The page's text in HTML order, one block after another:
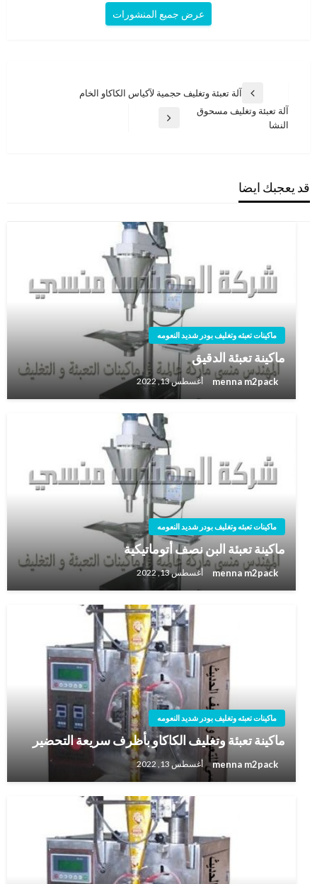
عرض جميع المنشورات
المقالات
المقالة
السابقة
آلة تعبئة وتغليف حجمية لآكياس الكاكاو الخام
المقالة
آلة تعبئة وتغليف مسحوق
النشا
قد يعجبك ايضا
ماكينات تعبئه وتغليف بودر شديد النعومه
ماكينة تعبئة الدقيق
menna m2pack أغسطس 13, 2022
ماكينات تعبئه وتغليف بودر شديد النعومه
ماكينة تعبئة البن نصف أتوماتيكية
menna m2pack أغسطس 13, 2022
ماكينات تعبئه وتغليف بودر شديد النعومه
ماكينة تعبئة وتغليف الكاكاو بأظرف سريعة التحضير
menna m2pack أغسطس 13, 2022